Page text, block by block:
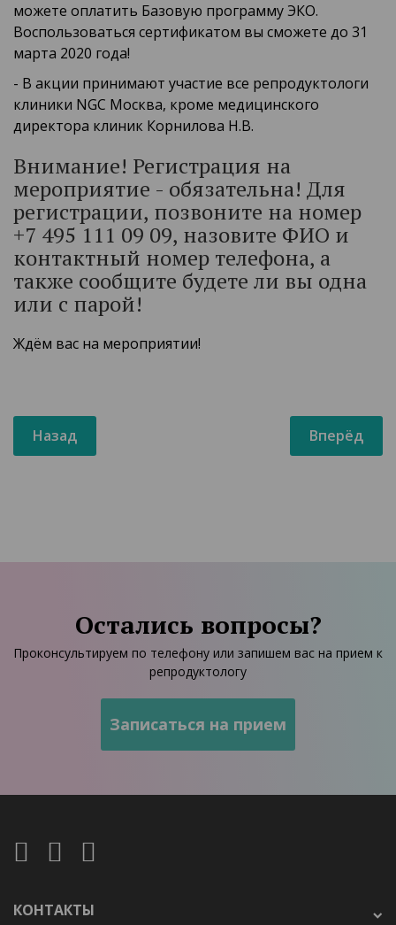
можете оплатить Базовую программу ЭКО.
Воспользоваться сертификатом вы сможете до 31
марта 2020 года!
- В акции принимают участие все репродуктологи
клиники NGC Москва, кроме медицинского
директора клиник Корнилова Н.В.
Внимание! Регистрация на
мероприятие - обязательна! Для
регистрации, позвоните на номер
+7 495 111 09 09, назовите ФИО и
контактный номер телефона, а
также сообщите будете ли вы одна
или с парой!
Ждём вас на мероприятии!
Назад Вперёд
Остались вопросы?
Проконсультируем по телефону или запишем вас на прием к
репродуктологу
КОНТАКТЫ